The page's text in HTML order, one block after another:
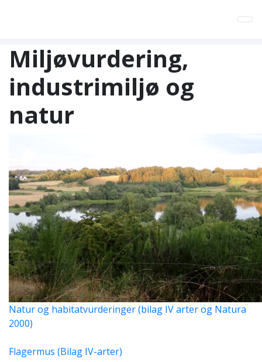
Miljøvurdering,
industrimiljø og
natur
Natur og habitatvurderinger (bilag IV arter og Natura
2000)
Flagermus (Bilag IV-arter)